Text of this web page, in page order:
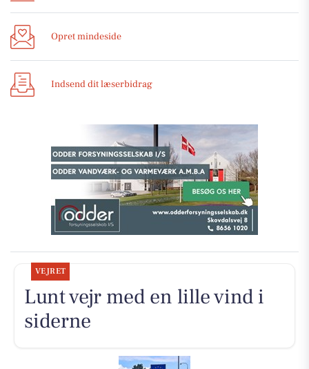
Opret mindeside
Indsend dit læserbidrag
VEJRET
Lunt vejr med en lille vind i
siderne